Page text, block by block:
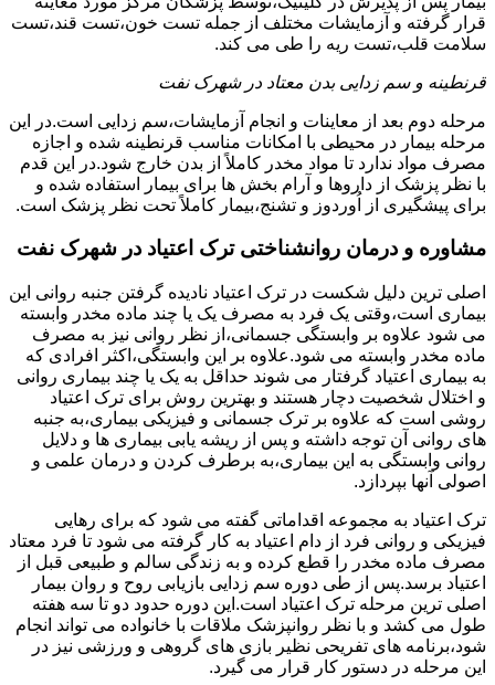
قرار گرفته و آزمایشات مختلف از جمله تست خون،تست قند،تست
سلامت قلب،تست ریه را طی می کند.
قرنطینه و سم زدایی بدن معتاد در شهرک نفت
مرحله دوم بعد از معاینات و انجام آزمایشات،سم زدایی است.در این
مرحله بیمار در محیطی با امکانات مناسب قرنطینه شده و اجازه
مصرف مواد ندارد تا مواد مخدر کاملاً از بدن خارج شود.در این قدم
با نظر پزشک از داروها و آرام بخش ها برای بیمار استفاده شده و
برای پیشگیری از اُوردوز و تشنج،بیمار کاملاً تحت نظر پزشک است.
مشاوره و درمان روانشناختی ترک اعتیاد در شهرک نفت
اصلی ترین دلیل شکست در ترک اعتیاد نادیده گرفتن جنبه روانی این
بیماری است،وقتی یک فرد به مصرف یک یا چند ماده مخدر وابسته
می شود علاوه بر وابستگی جسمانی،از نظر روانی نیز به مصرف
ماده مخدر وابسته می شود.علاوه بر این وابستگی،اکثر افرادی که
به بیماری اعتیاد گرفتار می شوند حداقل به یک یا چند بیماری روانی
و اختلال شخصیت دچار هستند و بهترین روش برای ترک اعتیاد
روشی است که علاوه بر ترک جسمانی و فیزیکی بیماری،به جنبه
های روانی آن توجه داشته و پس از ریشه یابی بیماری ها و دلایل
روانی وابستگی به این بیماری،به برطرف کردن و درمان علمی و
اصولی آنها بپردازد.
ترک اعتیاد به مجموعه اقداماتی گفته می شود که برای رهایی
فیزیکی و روانی فرد از دام اعتیاد به کار گرفته می شود تا فرد معتاد
مصرف ماده مخدر را قطع کرده و به زندگی سالم و طبیعی قبل از
اعتیاد برسد.پس از طی دوره سم زدایی بازیابی روح و روان بیمار
اصلی ترین مرحله ترک اعتیاد است.این دوره حدود دو تا سه هفته
طول می کشد و با نظر روانپزشک ملاقات با خانواده می تواند انجام
شود،برنامه های تفریحی نظیر بازی های گروهی و ورزشی نیز در
این مرحله در دستور کار قرار می گیرد.